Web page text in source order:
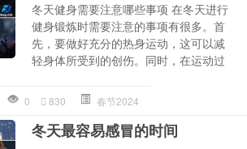
冬天健身需要注意哪些事项 在冬天进行
健身锻炼时需要注意的事项有很多。首
先，要做好充分的热身运动，这可以减
轻身体所受到的创伤。同时，在运动过
0 830 春节2024
冬天最容易感冒的时间